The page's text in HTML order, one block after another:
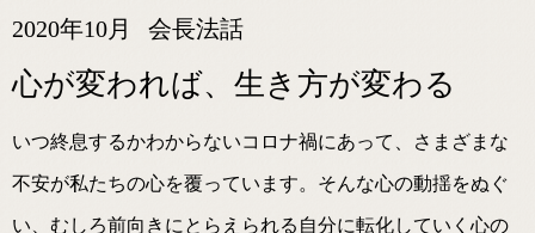
2020年10月 会長法話
心が変われば、生き方が変わる
いつ終息するかわからないコロナ禍にあって、さまざまな
不安が私たちの心を覆っています。そんな心の動揺をぬぐ
い、むしろ前向きにとらえられる自分に転化していく心の